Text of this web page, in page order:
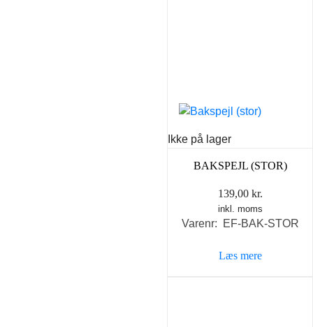
Ikke på lager
BAKSPEJL (STOR)
139,00 kr.
inkl. moms
Varenr: EF-BAK-STOR
Læs mere